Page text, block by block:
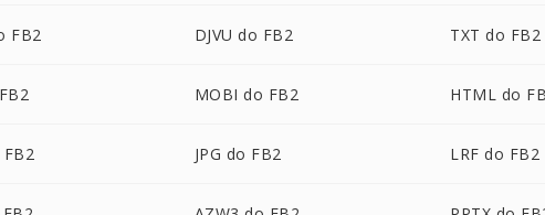
FB2 DJVU do FB2 TXT do FB2
MOBI do FB2 HTML do
JPG do FB2 LRF do FB2